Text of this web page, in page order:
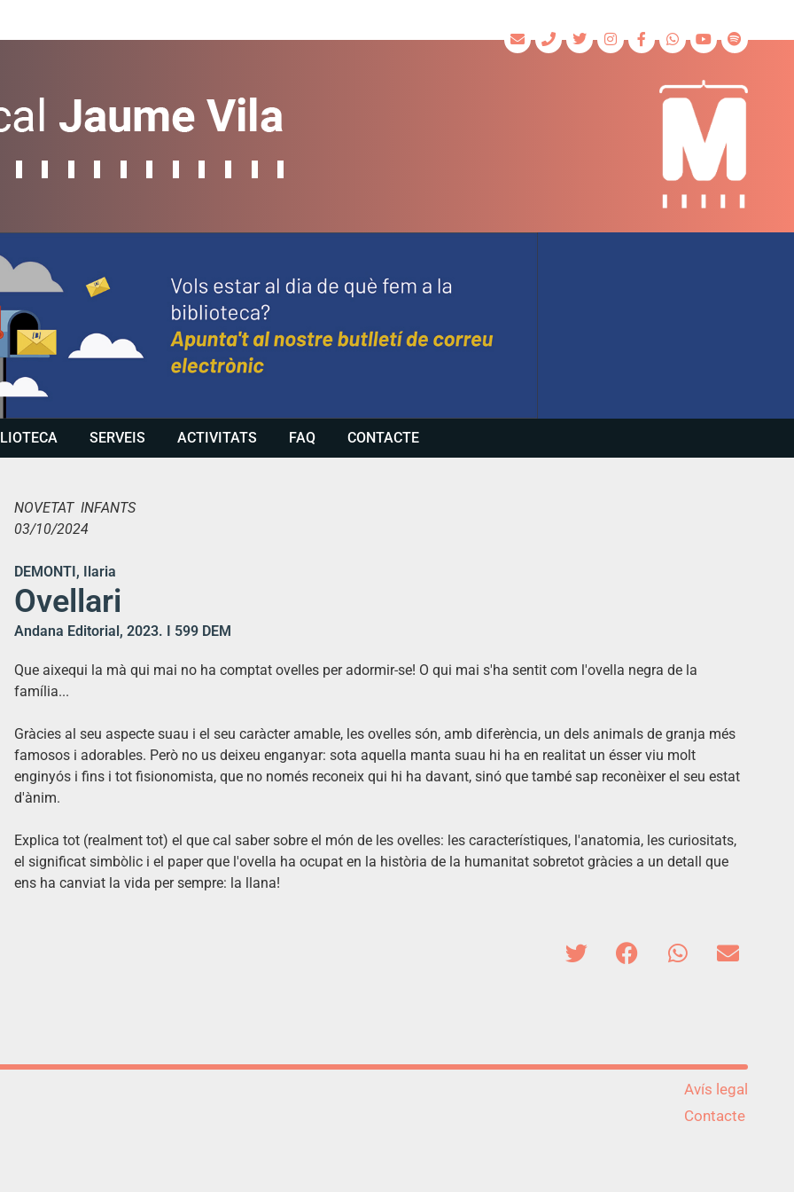
SERVEIS ACTIVITATS FAQ CONTACTE
NOVETAT INFANTS
03/10/2024
DEMONTI, Ilaria
Ovellari
Andana Editorial, 2023. I 599 DEM
Que aixequi la mà qui mai no ha comptat ovelles per adormir-se! O qui mai s'ha sentit com l'ovella negra de la
família...
Gràcies al seu aspecte suau i el seu caràcter amable, les ovelles són, amb diferència, un dels animals de granja més
famosos i adorables. Però no us deixeu enganyar: sota aquella manta suau hi ha en realitat un ésser viu molt
enginyós i fins i tot fisionomista, que no només reconeix qui hi ha davant, sinó que també sap reconèixer el seu estat
d'ànim.
Explica tot (realment tot) el que cal saber sobre el món de les ovelles: les característiques, l'anatomia, les curiositats,
el significat simbòlic i el paper que l'ovella ha ocupat en la història de la humanitat sobretot gràcies a un detall que
ens ha canviat la vida per sempre: la llana!
Avís legal
Contacte